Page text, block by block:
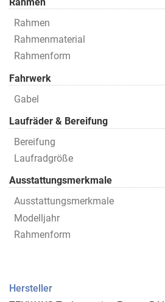
Rahmen
Rahmenmaterial
Rahmenform
Fahrwerk
Gabel
Laufräder & Bereifung
Bereifung
Laufradgröße
Ausstattungsmerkmale
Ausstattungsmerkmale
Modelljahr
Rahmenform
Hersteller